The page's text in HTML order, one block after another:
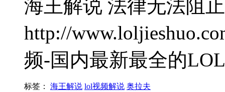
海王解说 法律无法阻
http://
频-国内最新最全的
标签： 海王解说 lol视频解说 奥拉夫